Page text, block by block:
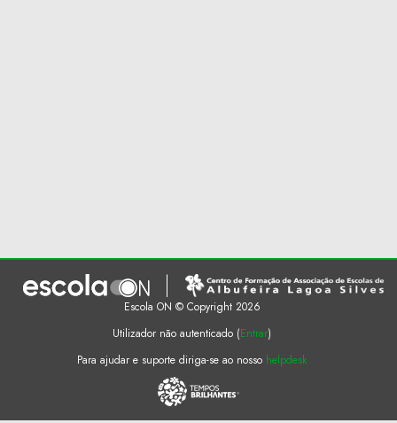
Escola ON © Copyright 2026
Utilizador não autenticado (Entrar)
Para ajudar e suporte diriga-se ao nosso helpdesk